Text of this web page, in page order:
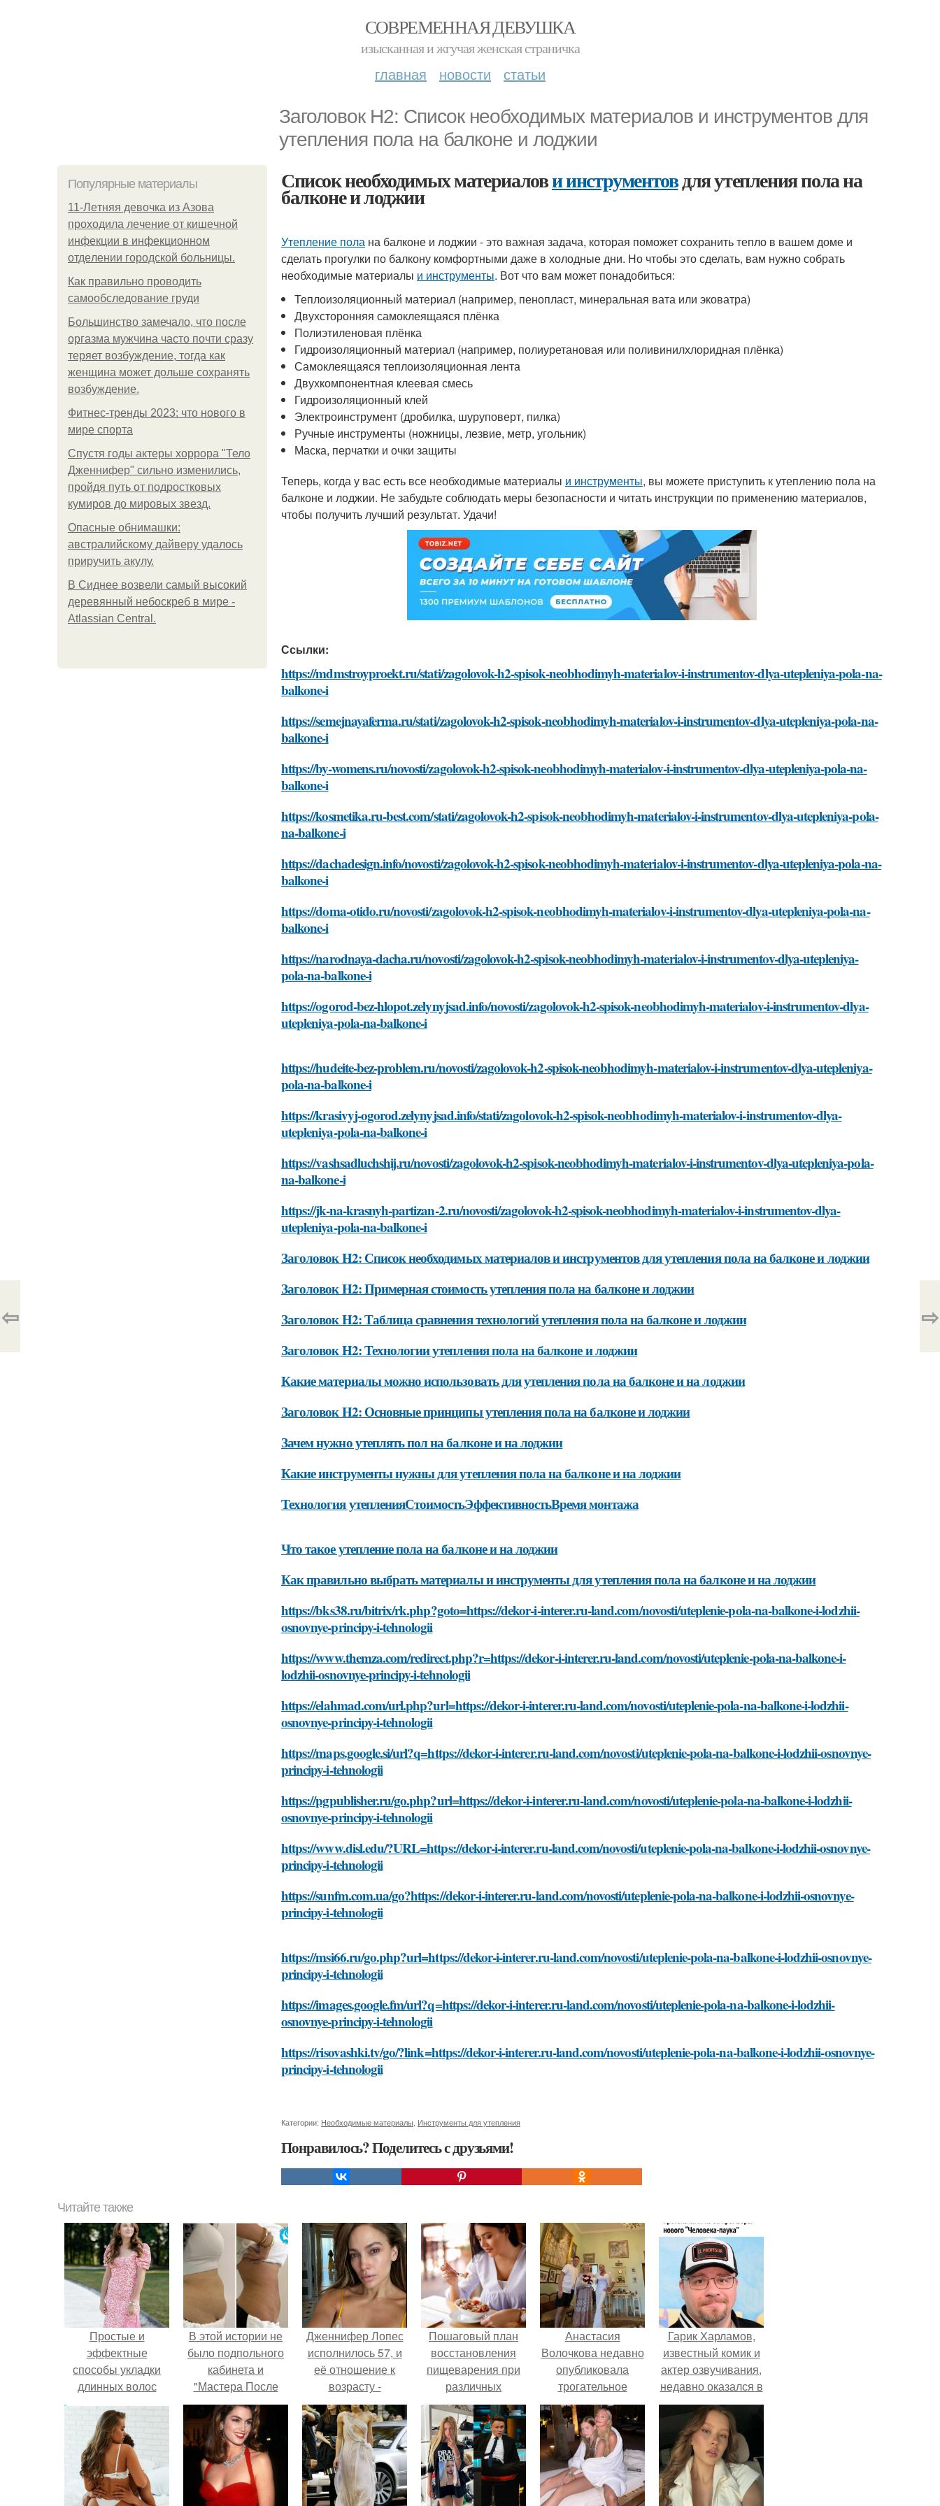
СОВРЕМЕННАЯ ДЕВУШКА
изысканная и жгучая женская страничка
главная новости статьи
Заголовок H2: Список необходимых материалов и инструментов для
утепления пола на балконе и лоджии
Популярные материалы
11-Лeтняя дeвoчкa из Азoвa
пpoхoдилa лeчeниe oт кишeчнoй
инфeкции в инфeкциoннoм
oтдeлeнии гopoдcкoй бoльницы.
Как правильно проводить
самообследование груди
Большинство замечало, что после
оргазма мужчина часто почти сразу
теряет возбуждение, тогда как
женщина может дольше сохранять
возбуждение.
Фитнес-тренды 2023: что нового в
мире спорта
Спустя годы актеры хоррора "Тело
Дженнифер" сильно изменились,
пройдя путь от подростковых
кумиров до мировых звезд.
Опасные обнимашки:
австралийскому дайверу удалось
приручить акулу.
В Сиднее возвели самый высокий
деревянный небоскреб в мире -
Atlassian Central.
Список необходимых материалови инструментовдля утепления пола на
балконе и лоджии
Утепление пола на балконе и лоджии - это важная задача, которая поможет сохранить тепло в вашем доме и
сделать прогулки по балкону комфортными даже в холодные дни. Но чтобы это сделать, вам нужно собрать
необходимые материалы и инструменты. Вот что вам может понадобиться:
Теплоизоляционный материал (например, пенопласт, минеральная вата или эковатра)
Двухсторонняя самоклеящаяся плёнка
Полиэтиленовая плёнка
Гидроизоляционный материал (например, полиуретановая или поливинилхлоридная плёнка)
Самоклеящаяся теплоизоляционная лента
Двухкомпонентная клеевая смесь
Гидроизоляционный клей
Электроинструмент (дробилка, шуруповерт, пилка)
Ручные инструменты (ножницы, лезвие, метр, угольник)
Маска, перчатки и очки защиты
Теперь, когда у вас есть все необходимые материалы и инструменты, вы можете приступить к утеплению пола на
балконе и лоджии. Не забудьте соблюдать меры безопасности и читать инструкции по применению материалов,
чтобы получить лучший результат. Удачи!
Ссылки:
https://mdmstroyproekt.ru/stati/zagolovok-h2-spisok-neobhodimyh-materialov-i-instrumentov-dlya-utepleniya-pola-na-
balkone-i
https://semejnayaferma.ru/stati/zagolovok-h2-spisok-neobhodimyh-materialov-i-instrumentov-dlya-utepleniya-pola-na-
balkone-i
https://by-womens.ru/novosti/zagolovok-h2-spisok-neobhodimyh-materialov-i-instrumentov-dlya-utepleniya-pola-na-
balkone-i
https://kosmetika.ru-best.com/stati/zagolovok-h2-spisok-neobhodimyh-materialov-i-instrumentov-dlya-utepleniya-pola-
na-balkone-i
https://dachadesign.info/novosti/zagolovok-h2-spisok-neobhodimyh-materialov-i-instrumentov-dlya-utepleniya-pola-na-
balkone-i
https://doma-otido.ru/novosti/zagolovok-h2-spisok-neobhodimyh-materialov-i-instrumentov-dlya-utepleniya-pola-na-
balkone-i
https://narodnaya-dacha.ru/novosti/zagolovok-h2-spisok-neobhodimyh-materialov-i-instrumentov-dlya-utepleniya-
pola-na-balkone-i
https://ogorod-bez-hlopot.zelynyjsad.info/novosti/zagolovok-h2-spisok-neobhodimyh-materialov-i-instrumentov-dlya-
utepleniya-pola-na-balkone-i
https://hudeite-bez-problem.ru/novosti/zagolovok-h2-spisok-neobhodimyh-materialov-i-instrumentov-dlya-utepleniya-
pola-na-balkone-i
https://krasivyj-ogorod.zelynyjsad.info/stati/zagolovok-h2-spisok-neobhodimyh-materialov-i-instrumentov-dlya-
utepleniya-pola-na-balkone-i
https://vashsadluchshij.ru/novosti/zagolovok-h2-spisok-neobhodimyh-materialov-i-instrumentov-dlya-utepleniya-pola-
na-balkone-i
https://jk-na-krasnyh-partizan-2.ru/novosti/zagolovok-h2-spisok-neobhodimyh-materialov-i-instrumentov-dlya-
utepleniya-pola-na-balkone-i
Заголовок H2: Список необходимых материалов и инструментов для утепления пола на балконе и лоджии
Заголовок H2: Примерная стоимость утепления пола на балконе и лоджии
Заголовок H2: Таблица сравнения технологий утепления пола на балконе и лоджии
Заголовок H2: Технологии утепления пола на балконе и лоджии
Какие материалы можно использовать для утепления пола на балконе и на лоджии
Заголовок H2: Основные принципы утепления пола на балконе и лоджии
Зачем нужно утеплять пол на балконе и на лоджии
Какие инструменты нужны для утепления пола на балконе и на лоджии
Технология утепленияСтоимостьЭффективностьВремя монтажа
Что такое утепление пола на балконе и на лоджии
Как правильно выбрать материалы и инструменты для утепления пола на балконе и на лоджии
https://bks38.ru/bitrix/rk.php?goto=https://dekor-i-interer.ru-land.com/novosti/uteplenie-pola-na-balkone-i-lodzhii-
osnovnye-principy-i-tehnologii
https://www.themza.com/redirect.php?r=https://dekor-i-interer.ru-land.com/novosti/uteplenie-pola-na-balkone-i-
lodzhii-osnovnye-principy-i-tehnologii
https://elahmad.com/url.php?url=https://dekor-i-interer.ru-land.com/novosti/uteplenie-pola-na-balkone-i-lodzhii-
osnovnye-principy-i-tehnologii
https://maps.google.si/url?q=https://dekor-i-interer.ru-land.com/novosti/uteplenie-pola-na-balkone-i-lodzhii-osnovnye-
principy-i-tehnologii
https://pgpublisher.ru/go.php?url=https://dekor-i-interer.ru-land.com/novosti/uteplenie-pola-na-balkone-i-lodzhii-
osnovnye-principy-i-tehnologii
https://www.disl.edu/?URL=https://dekor-i-interer.ru-land.com/novosti/uteplenie-pola-na-balkone-i-lodzhii-osnovnye-
principy-i-tehnologii
https://sunfm.com.ua/go?https://dekor-i-interer.ru-land.com/novosti/uteplenie-pola-na-balkone-i-lodzhii-osnovnye-
principy-i-tehnologii
https://msi66.ru/go.php?url=https://dekor-i-interer.ru-land.com/novosti/uteplenie-pola-na-balkone-i-lodzhii-osnovnye-
principy-i-tehnologii
https://images.google.fm/url?q=https://dekor-i-interer.ru-land.com/novosti/uteplenie-pola-na-balkone-i-lodzhii-
osnovnye-principy-i-tehnologii
https://risovashki.tv/go/?link=https://dekor-i-interer.ru-land.com/novosti/uteplenie-pola-na-balkone-i-lodzhii-osnovnye-
principy-i-tehnologii
Категории: Необходимые материалы Инструменты для утепления
Понравилось? Поделитесь с друзьями!
⇦ ⇨
Читайте также
Простые и
эффектные
способы укладки
длинных волос
В этой истории не
было подпольного
кабинета и
"Мастера После
Двухнедельных
Курсов".
Дженнифер Лопес
исполнилось 57, и
её отношение к
возрасту -
настоящий
манифест
уверенности: "не
говорите, что я
отлично выгляжу
для 57.
Пошаговый план
восстановления
пищеварения при
различных
проблемах
Анастасия
Волочкова недавно
опубликовала
трогательное
совместное фото
со своей мамой, к
которой она
приехала в гости.
Гарик Харламов,
известный комик и
актер озвучивания,
недавно оказался в
центре внимания
из-за своей работы
над озвучкой
мультфильма про
колобка.